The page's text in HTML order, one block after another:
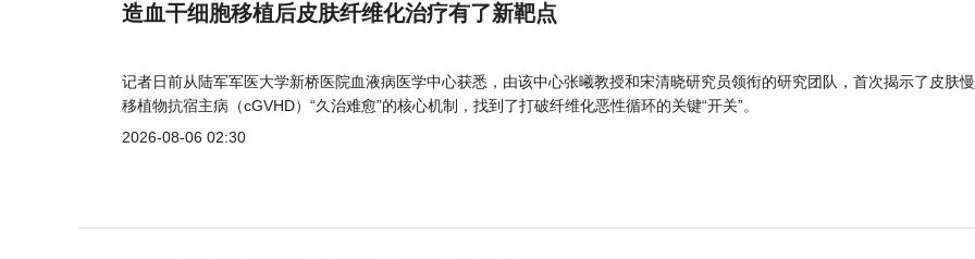
造血干细胞移植后皮肤纤维化治疗有了新靶点
记者日前从陆军军医大学新桥医院血液病医学中心获悉，由该中心张曦教授和宋清晓研究员领衔的研究团队，首次揭示了皮肤
移植物抗宿主病（cGVHD）“久治难愈”的核心机制，找到了打破纤维化恶性循环的关键“开关”。
2026-08-06 02:30